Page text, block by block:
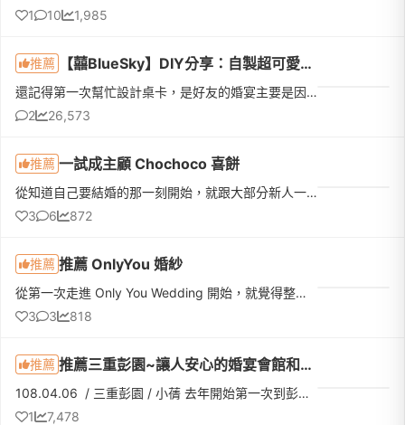
1
10 1,985
推薦 【囍BlueSky】DIY分享：自製超可愛又創意的桌卡 (三角立式 & 橫式桌卡)_有製作步驟和檔案下載哦
還記得第一次幫忙設計桌卡，是好友的婚宴主要是因為新娘養了一隻很可愛的吉娃娃於是我就特別把這可愛的吉娃娃圖像給放進桌卡讓整場婚宴六十多桌的桌卡多了許多豐富性 (笑)當時簡易的設計了一款橫式的三角桌卡，也獲...
2
26,573
推薦 一試成主顧 Chochoco 喜餅
從知道自己要結婚的那一刻開始，就跟大部分新人一樣，完全沒有頭緒，不知道該從哪裡開始準備。會認識 Chochoco，其實是個意外。2025年7月去挑婚戒時，專員送了我們一包 Chochoco 的喜餅試吃。原本想說「喜餅不都差不...
3
6 872
推薦 推薦 OnlyYou 婚紗
從第一次走進 Only You Wedding 開始，就覺得整個團隊很親切。門市的毛姐和悅悅在諮詢時完全沒有給人任何推銷壓力，而是很有耐心地了解我們的需求、介紹方案，也會分享很多經驗。印象最深的是，當天聊完之後，她們還...
3
3 818
推薦 推薦三重彭園~讓人安心的婚宴會館和婚企 (含停車資訊~)
108.04.06 / 三重彭園 / 小蒨 去年開始第一次到彭園，接待人員就很耐心的為我們講解規劃及彩色，讓我們毫不猶豫就迅速下訂了！第二次拜訪時就跟婚企（小蒨）討論婚禮流程，不得不說，婚企的專業度，讓我們不得不佩服，幫我們想到很多的想法及提供意見，而且注意到細節，幫我們設計桌牌，讓我們的婚禮更添加許多色彩~真的超級貼心~~~~↑好玩的捧花
1
7,478